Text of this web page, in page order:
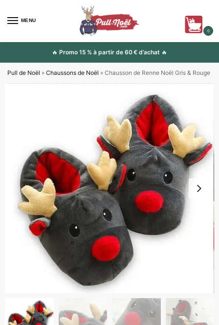
MENU
0
🔥 Promo 15 % à partir de 60 € d’achat 🔥
Pull de Noël » Chaussons de Noël » Chausson de Renne Noël Gris & Rouge